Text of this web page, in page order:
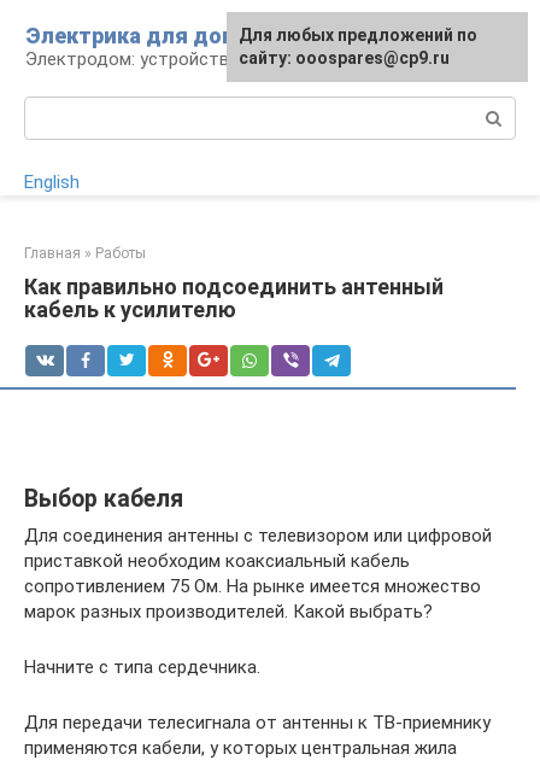
контенту
Электрика для дома
Электродом: устройства, кабели, ремонт
English
Главная » Работы
Как правильно подсоединить антенный
кабель к усилителю
Выбор кабеля
Для соединения антенны с телевизором или цифровой
приставкой необходим коаксиальный кабель
сопротивлением 75 Ом. На рынке имеется множество
марок разных производителей. Какой выбрать?
Начните с типа сердечника.
Для передачи телесигнала от антенны к ТВ-приемнику
применяются кабели, у которых центральная жила
Для любых предложений по
сайту: ooospares@cp9.ru